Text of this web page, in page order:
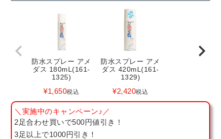
防水スプレー アメ
ダス 180mL(161-
1325)
¥1,650税込
防水スプレー アメ
ダス 420mL(161-
1329)
¥2,420税込
＼実施中のキャンペーン♪／
2足合わせ買いで500円値引き！
3足以上で1000円引き！